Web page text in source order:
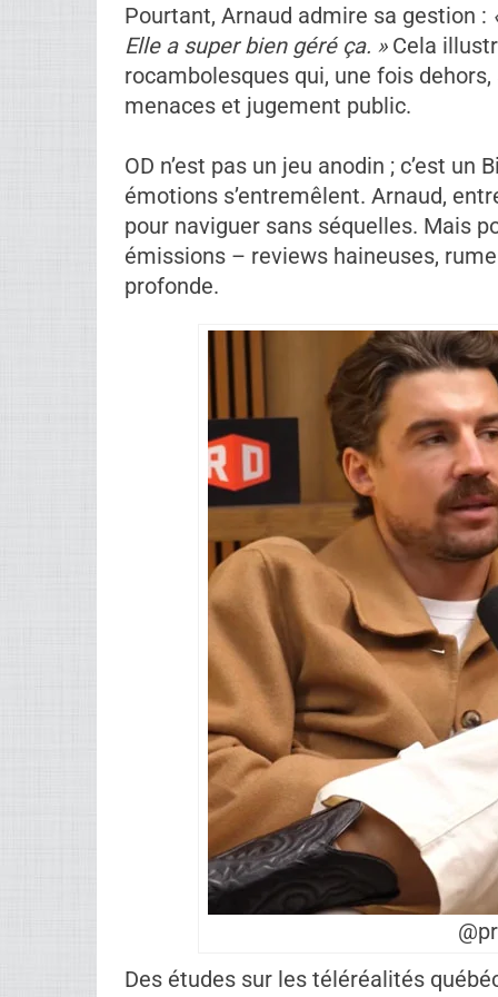
Malgré ce chaos, Arnaud souligne
vérifications constantes,
aussi. La production ne te laisse pas
La discussion pivote sur Laurie, une
post-OD. Arnaud nuance :« Je l’ai
aventure quand même
publique négative – amplifiés par
personnage le plus aimé » –, elle a
Mââââââââthis et les critiques
la sortie d’OD particulièrement rude.
Pourtant, Arnaud admire sa gestion :
Elle a super bien géré ça. »
Cela
rocambolesques qui, une fois
menaces et jugement public.
OD n’est pas un jeu anodin ; c’est
émotions s’entremêlent. Arnaud,
pour naviguer sans séquelles. Mais
émissions – reviews haineuses,